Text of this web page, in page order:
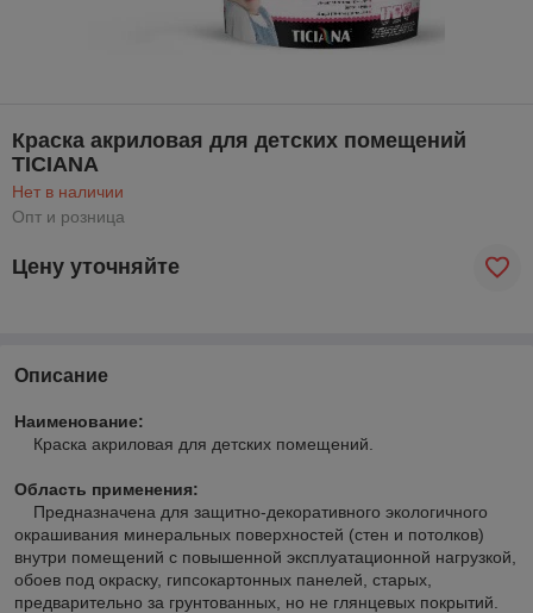
Краска акриловая для детских помещений
TICIANA
Нет в наличии
Опт и розница
Цену уточняйте
Описание
Наименование:
Краска акриловая для детских помещений.
Область применения:
Предназначена для защитно-декоративного экологичного
окрашивания минеральных поверхностей (стен и потолков)
внутри помещений с повышенной эксплуатационной нагрузкой,
обоев под окраску, гипсокартонных панелей, старых,
предварительно за грунтованных, но не глянцевых покрытий.